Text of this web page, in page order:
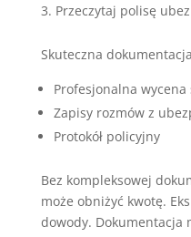
Przeczytaj polisę
Skuteczna
Profesjonalna wycena
Zapisy rozmów z
Protokół policyjny
Bez kompleksowej
może obniżyć kwotę.
dowody. Dokumentacja